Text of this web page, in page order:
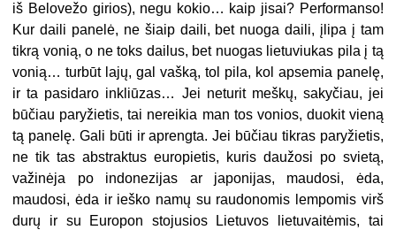
iš Belovežo girios), negu kokio… kaip jisai? Performanso!
Kur daili panelė, ne šiaip daili, bet nuoga daili, įlipa į tam
tikrą vonią, o ne toks dailus, bet nuogas lietuviukas pila į tą
vonią… turbūt lajų, gal vašką, tol pila, kol apsemia panelę,
ir ta pasidaro inkliūzas… Jei neturit meškų, sakyčiau, jei
būčiau paryžietis, tai nereikia man tos vonios, duokit vieną
tą panelę. Gali būti ir aprengta. Jei būčiau tikras paryžietis,
ne tik tas abstraktus europietis, kuris daužosi po svietą,
važinėja po indonezijas ar japonijas, maudosi, ėda,
maudosi, ėda ir ieško namų su raudonomis lempomis virš
durų ir su Europon stojusios Lietuvos lietuvaitėmis, tai